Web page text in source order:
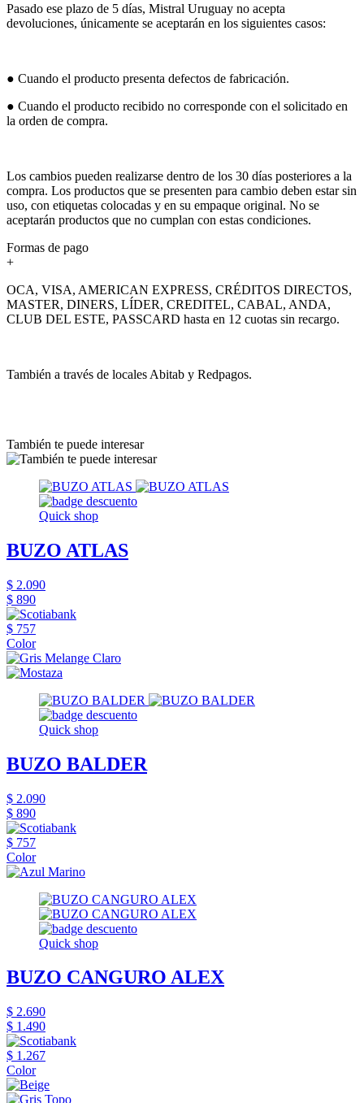
Pasado ese plazo de 5 días, Mistral Uruguay no acepta
devoluciones, únicamente se aceptarán en los siguientes casos:
● Cuando el producto presenta defectos de fabricación.
● Cuando el producto recibido no corresponde con el solicitado en
la orden de compra.
Los cambios pueden realizarse dentro de los 30 días posteriores a la
compra. Los productos que se presenten para cambio deben estar sin
uso, con etiquetas colocadas y en su empaque original. No se
aceptarán productos que no cumplan con estas condiciones.
Formas de pago
+
OCA, VISA, AMERICAN EXPRESS, CRÉDITOS DIRECTOS,
MASTER, DINERS, LÍDER, CREDITEL, CABAL, ANDA,
CLUB DEL ESTE, PASSCARD hasta en 12 cuotas sin recargo.
También a través de locales Abitab y Redpagos.
También te puede interesar
Quick shop
BUZO ATLAS
$ 2.090
$ 890
$ 757
Color
Quick shop
BUZO BALDER
$ 2.090
$ 890
$ 757
Color
Quick shop
BUZO CANGURO ALEX
$ 2.690
$ 1.490
$ 1.267
Color